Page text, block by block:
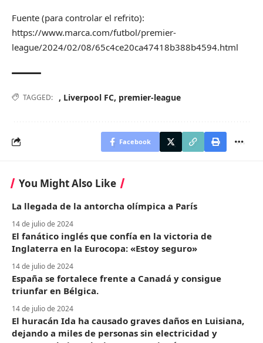
Fuente (para controlar el refrito):
https://www.marca.com/futbol/premier-
league/2024/02/08/65c4ce20ca47418b388b4594.html
TAGGED: , Liverpool FC, premier-league
Facebook
You Might Also Like
La llegada de la antorcha olímpica a París
14 de julio de 2024
El fanático inglés que confía en la victoria de
Inglaterra en la Eurocopa: «Estoy seguro»
14 de julio de 2024
España se fortalece frente a Canadá y consigue
triunfar en Bélgica.
14 de julio de 2024
El huracán Ida ha causado graves daños en Luisiana,
dejando a miles de personas sin electricidad y